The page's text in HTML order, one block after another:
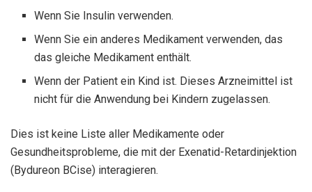
Wenn Sie Insulin verwenden.
Wenn Sie ein anderes Medikament verwenden, das
das gleiche Medikament enthält.
Wenn der Patient ein Kind ist. Dieses Arzneimittel ist
nicht für die Anwendung bei Kindern zugelassen.
Dies ist keine Liste aller Medikamente oder
Gesundheitsprobleme, die mit der Exenatid-Retardinjektion
(Bydureon BCise) interagieren.